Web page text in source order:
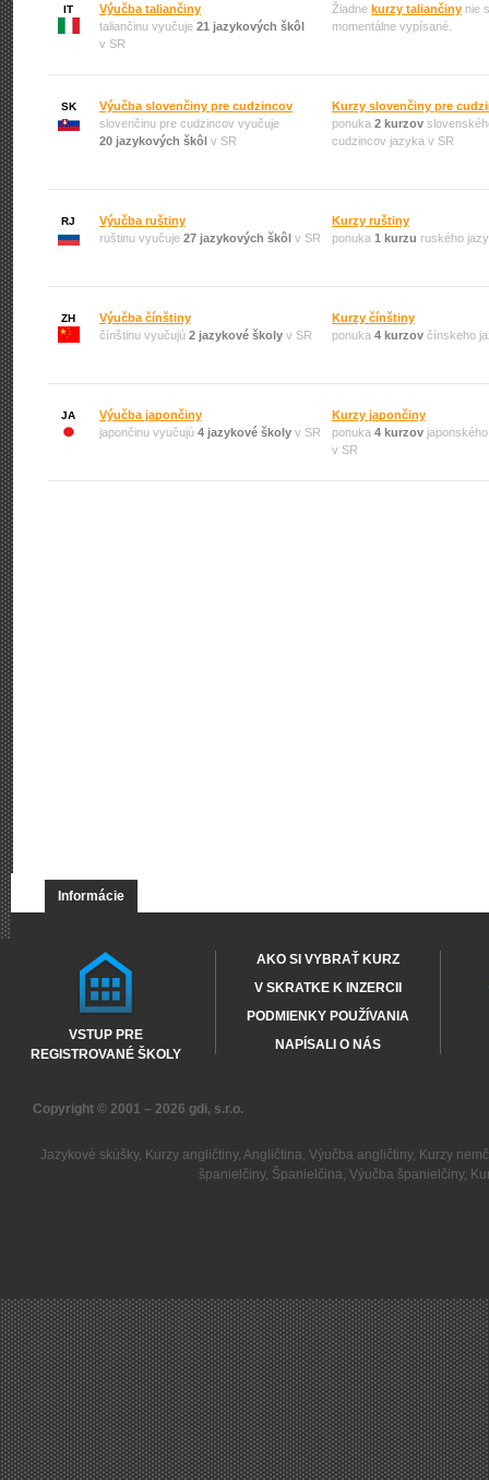
IT
Výučba taliančiny
taliančinu vyučuje 21 jazykových škôl
v SR
Žiadne kurzy taliančiny nie
momentálne vypísané.
SK
Výučba slovenčiny pre cudzincov
slovenčinu pre cudzincov vyučuje
20 jazykových škôl v SR
Kurzy slovenčiny pre
ponuka 2 kurzov
cudzincov jazyka v SR
RJ
Výučba ruštiny
ruštinu vyučuje 27 jazykových škôl v SR
Kurzy ruštiny
ponuka 1 kurzu ruského
ZH
Výučba čínštiny
čínštinu vyučujú 2 jazykové školy v SR
Kurzy čínštiny
ponuka 4 kurzov čínskeho
JA
Výučba japončiny
japončinu vyučujú 4 jazykové školy v SR
Kurzy japončiny
ponuka 4 kurzov
v SR
Informácie
VSTUP PRE
REGISTROVANÉ ŠKOLY
AKO SI VYBRAŤ KURZ
V SKRATKE K INZERCII
PODMIENKY POUŽÍVANIA
NAPÍSALI O NÁS
Copyright © 2001 – 2026 gdi, s.r.o.
Jazykové skúšky, Kurzy angličtiny, Angličtina, Výučba angličtiny, Kurzy
španielčiny, Španielčina, Výučba španielčiny,